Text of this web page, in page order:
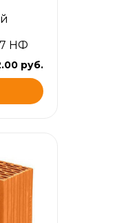
НФ
руб.